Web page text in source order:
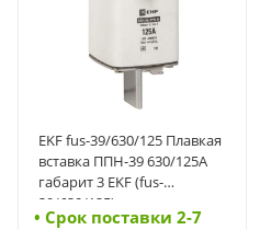
EKF fus-39/630/125 Плавкая
вставка ППН-39 630/125А
габарит 3 EKF (fus-
39/630/125)
• Cрок поставки 2-7